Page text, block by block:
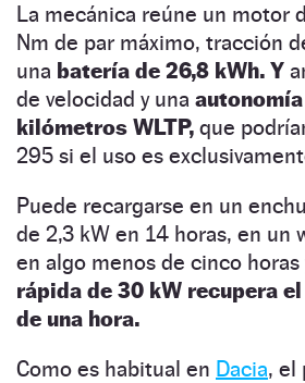
La mecánica reúne un motor
Nm de par máximo, tracción
una batería de 26,8 kWh. Y
de velocidad y una
kilómetros WLTP, que
295 si el uso es
Puede recargarse en un
de 2,3 kW en 14 horas, en un
en algo menos de cinco horas
rápida de 30 kW recupera el
de una hora.
Como es habitual en Dacia, el